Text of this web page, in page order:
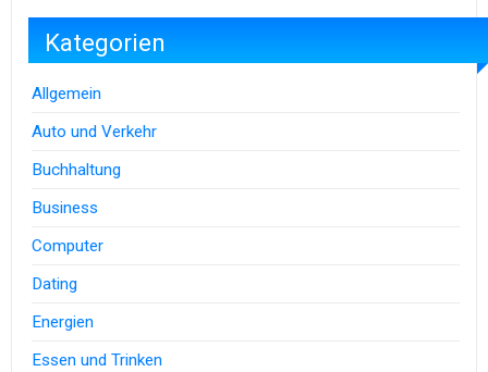
Kategorien
Allgemein
Auto und Verkehr
Buchhaltung
Business
Computer
Dating
Energien
Essen und Trinken